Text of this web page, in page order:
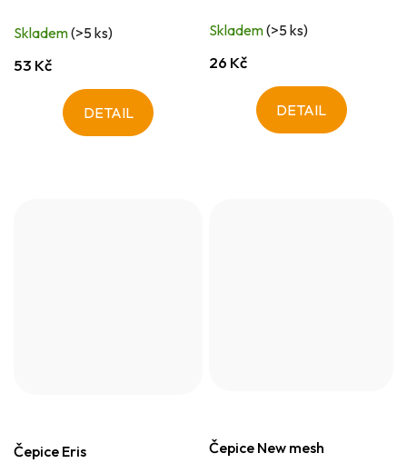
Skladem(>5 ks)
53 Kč
DETAIL
Skladem(>5 ks)
26 Kč
DETAIL
Čepice Eris Čepice New mesh